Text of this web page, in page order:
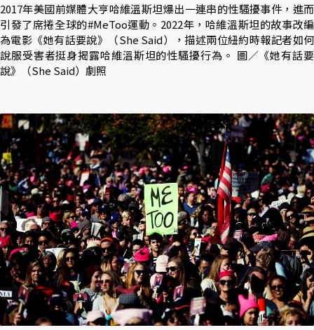
2017年美國前媒體大亨哈維溫斯坦爆出一連串的性騷擾事件，進而
引發了席捲全球的#MeToo運動。2022年，哈維溫斯坦的故事改編
為電影《她有話要說》（She Said），描述兩位紐約時報記者如何
說服受害者挺身揭露哈維溫斯坦的性騷擾行為。 圖／《她有話要
說》（She Said）劇照